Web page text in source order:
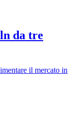
da tre
il mercato in